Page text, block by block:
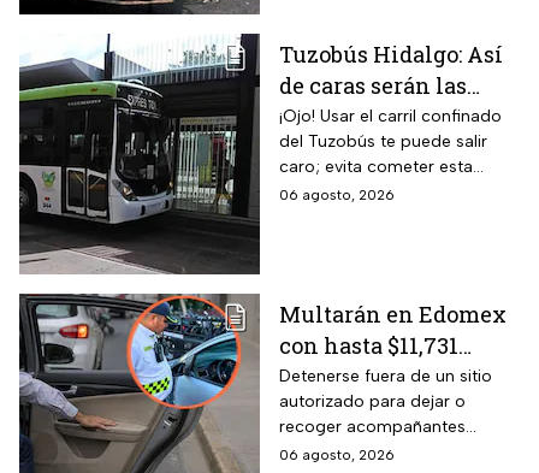
Tuzobús Hidalgo: Así
de caras serán las
MULTAS por invadir
el carril confinado a
partir de esta fecha
¡Ojo! Usar el carril confinado
del Tuzobús te puede salir
caro; evita cometer esta
infracción a partir de agosto.
06 agosto, 2026
Multarán en Edomex
con hasta $11,731
pesos a todos los
conductores que
realicen esta práctica
Detenerse fuera de un sitio
autorizado para dejar o
recoger acompañantes
puede salir carísimo en
06 agosto, 2026